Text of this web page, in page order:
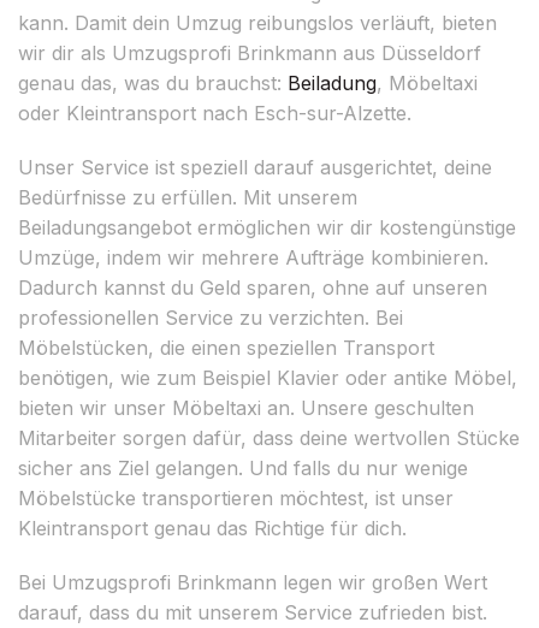
kann. Damit dein Umzug reibungslos verläuft, bieten
wir dir als Umzugsprofi Brinkmann aus Düsseldorf
genau das, was du brauchst: Beiladung, Möbeltaxi
oder Kleintransport nach Esch-sur-Alzette.
Unser Service ist speziell darauf ausgerichtet, deine
Bedürfnisse zu erfüllen. Mit unserem
Beiladungsangebot ermöglichen wir dir kostengünstige
Umzüge, indem wir mehrere Aufträge kombinieren.
Dadurch kannst du Geld sparen, ohne auf unseren
professionellen Service zu verzichten. Bei
Möbelstücken, die einen speziellen Transport
benötigen, wie zum Beispiel Klavier oder antike Möbel,
bieten wir unser Möbeltaxi an. Unsere geschulten
Mitarbeiter sorgen dafür, dass deine wertvollen Stücke
sicher ans Ziel gelangen. Und falls du nur wenige
Möbelstücke transportieren möchtest, ist unser
Kleintransport genau das Richtige für dich.
Bei Umzugsprofi Brinkmann legen wir großen Wert
darauf, dass du mit unserem Service zufrieden bist.